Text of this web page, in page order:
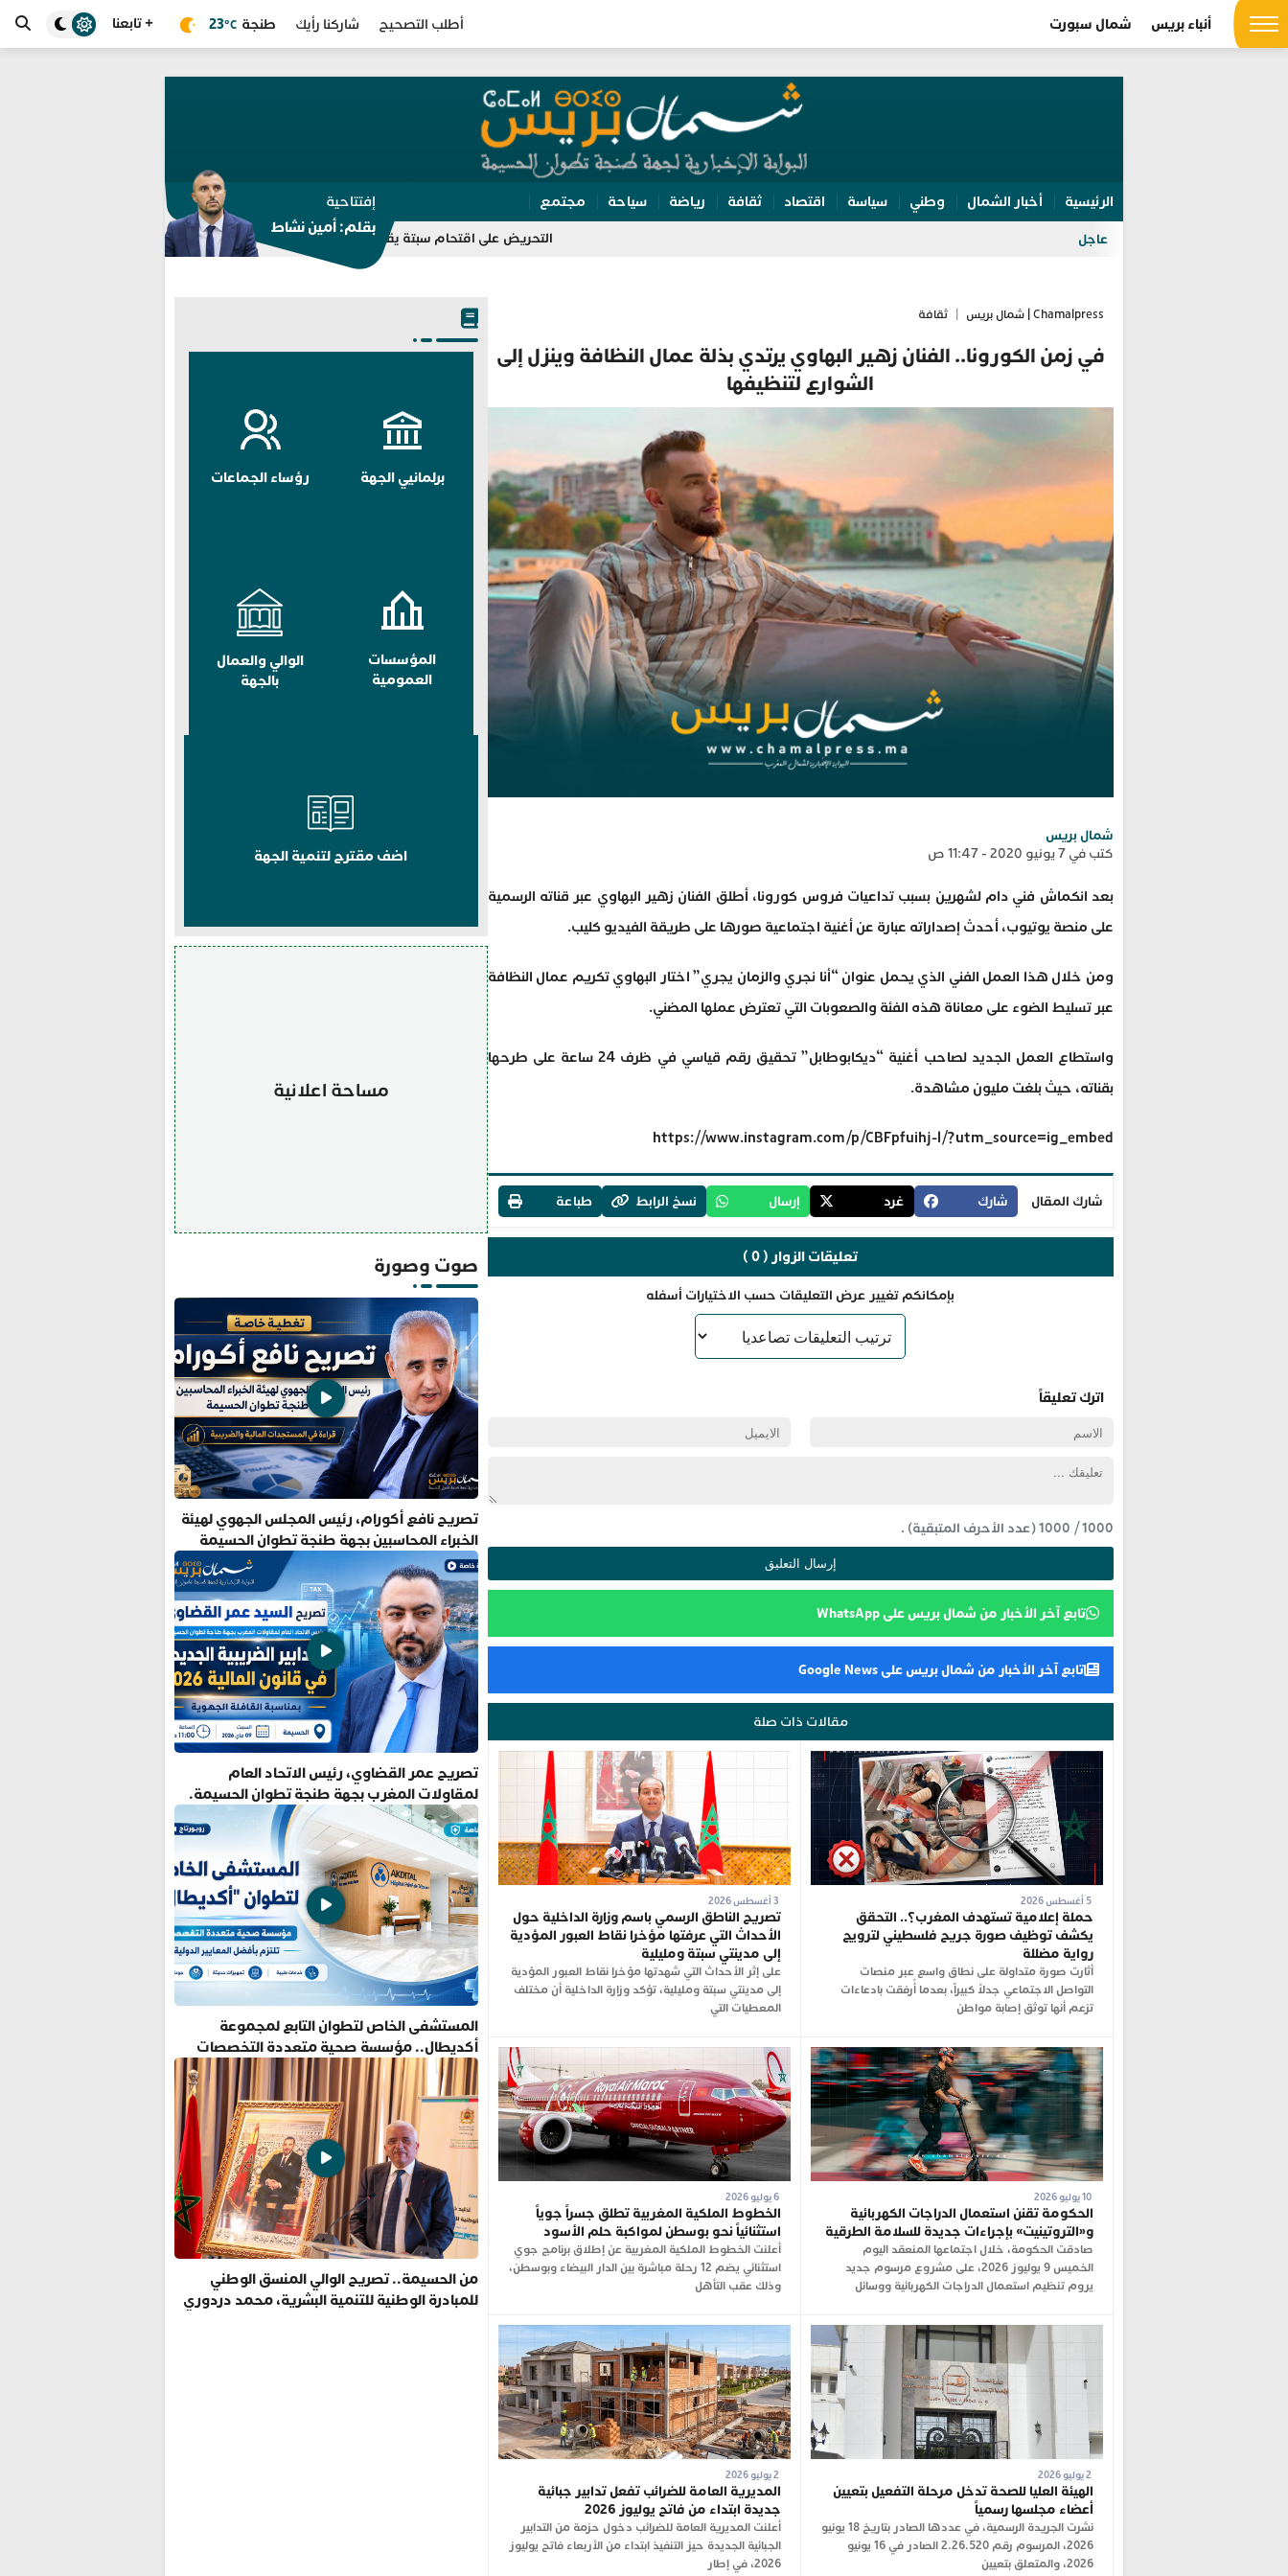
أنباء بريس شمال سبورت أطلب التصحيح شاركنا رأيك طنجة 23 °C + تابعنا
الرئيسية أخبار الشمال وطني سياسة اقتصاد ثقافة رياضة سياحة مجتمع
عاجل التحريض على اقتحام سبتة يقود مسيري مجموعة “واتساب” للتوقيف بالفنيدق وتطوان
إفتتاحية
بقلم: أمين نشاط
Chamalpress | شمال بريس ثقافة
في زمن الكورونا.. الفنان زهير البهاوي يرتدي بذلة عمال النظافة وينزل إلى
الشوارع لتنظيفها
شمال بريس
كتب في 7 يونيو 2020 - 11:47 ص
بعد انكماش فني دام لشهرين بسبب تداعيات فروس كورونا، أطلق الفنان زهير البهاوي عبر قناته الرسمية
على منصة يوتيوب، أحدث إصداراته عبارة عن أغنية اجتماعية صورها على طريقة الفيديو كليب.
ومن خلال هذا العمل الفني الذي يحمل عنوان “أنا نجري والزمان يجري” اختار البهاوي تكريم عمال النظافة
عبر تسليط الضوء على معاناة هذه الفئة والصعوبات التي تعترض عملها المضني.
واستطاع العمل الجديد لصاحب أغنية “ديكابوطابل” تحقيق رقم قياسي في ظرف 24 ساعة على طرحها
بقناته، حيث بلغت مليون مشاهدة.
https://www.instagram.com/p/CBFpfuihj-l/?utm_source=ig_embed
شارك المقال شارك غرد إرسال نسخ الرابط طباعة
تعليقات الزوار ( 0 )
بإمكانكم تغيير عرض التعليقات حسب الاختيارات أسفله
اترك تعليقاً
1000
/
1000(عدد الأحرف المتبقية) .
تابع آخر الأخبار من شمال بريس على WhatsApp
تابع آخر الأخبار من شمال بريس على Google News
مقالات ذات صلة
حملة إعلامية تستهدف المغرب؟.. التحقق
يكشف توظيف صورة جريح فلسطيني لترويج
رواية مضللة
أثارت صورة متداولة على نطاق واسع عبر منصات
التواصل الاجتماعي جدلاً كبيراً، بعدما أُرفقت بادعاءات
تزعم أنها توثق إصابة مواطن
تصريح الناطق الرسمي باسم وزارة الداخلية حول
الأحداث التي عرفتها مؤخرا نقاط العبور المؤدية
إلى مدينتي سبتة ومليلية
على إثر الأحداث التي شهدتها مؤخرا نقاط العبور المؤدية
إلى مدينتي سبتة ومليلية، تؤكد وزارة الداخلية أن مختلف
المعطيات التي
الحكومة تقنن استعمال الدراجات الكهربائية
و«التروتينيت» بإجراءات جديدة للسلامة الطرقية
صادقت الحكومة، خلال اجتماعها المنعقد اليوم
الخميس 9 يوليوز 2026، على مشروع مرسوم جديد
يروم تنظيم استعمال الدراجات الكهربائية ووسائل
6 يوليو 2026
الخطوط الملكية المغربية تطلق جسراً جوياً
استثنائياً نحو بوسطن لمواكبة حلم الأسود
أعلنت الخطوط الملكية المغربية عن إطلاق برنامج جوي
استثنائي يضم 12 رحلة مباشرة بين الدار البيضاء وبوسطن،
وذلك عقب التأهل
الهيئة العليا للصحة تدخل مرحلة التفعيل بتعيين
أعضاء مجلسها رسمياً
نشرت الجريدة الرسمية، في عددها الصادر بتاريخ 18 يونيو
2026، المرسوم رقم 2.26.520 الصادر في 16 يونيو
2026، والمتعلق بتعيين
2 يوليو 2026
المديرية العامة للضرائب تفعل تدابير جبائية
جديدة ابتداء من فاتح يوليوز 2026
أعلنت المديرية العامة للضرائب دخول حزمة من التدابير
الجبائية الجديدة حيز التنفيذ ابتداء من الأربعاء فاتح يوليوز
2026، في إطار
برلمانيي الجهة رؤساء الجماعات
المؤسسات
العمومية
الوالي والعمال
بالجهة
اضف مقترح لتنمية الجهة
مساحة اعلانية
صوت وصورة
تصريح نافع أكورام، رئيس المجلس الجهوي لهيئة
الخبراء المحاسبين بجهة طنجة تطوان الحسيمة
تصريح عمر القضاوي، رئيس الاتحاد العام
لمقاولات المغرب بجهة طنجة تطوان الحسيمة.
المستشفى الخاص لتطوان التابع لمجموعة
أكديطال.. مؤسسة صحية متعددة التخصصات
تلتزم بأفضل المعايير الدولية
من الحسيمة.. تصريح الوالي المنسق الوطني
للمبادرة الوطنية للتنمية البشرية، محمد دردوري